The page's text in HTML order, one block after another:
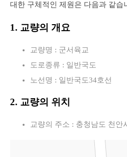
대한 구체적인 제원은 다음과 같습
1. 교량의 개요
교량명 : 군서육교
도로종류 : 일반국도
노선명 : 일반국도34호선
2. 교량의 위치
교량의 주소 : 충청남도 천안